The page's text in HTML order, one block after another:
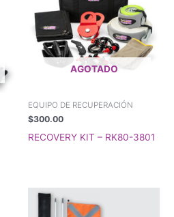
AGOTADO
EQUIPO DE RECUPERACIÓN
$300.00
RECOVERY KIT – RK80-3801